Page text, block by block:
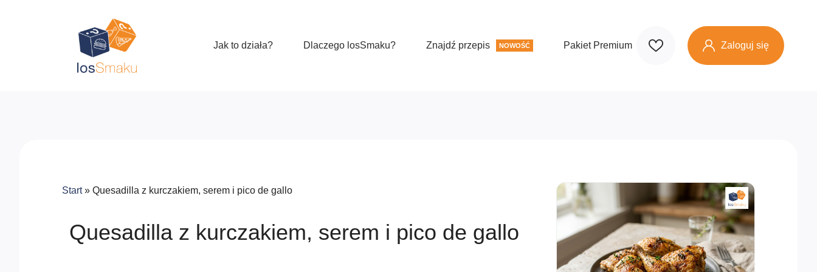
Jak to działa? Dlaczego losSmaku? Znajdź przepis NOWOŚĆ Pakiet Premium Zaloguj się
Start» Quesadilla z kurczakiem, serem i pico de gallo
Quesadilla z kurczakiem, serem i pico de gallo